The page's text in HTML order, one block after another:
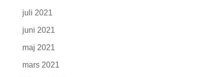
juli 2021
juni 2021
maj 2021
mars 2021